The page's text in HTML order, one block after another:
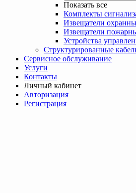
Показать все
Комплекты
Извещатели
Извещатели
Устройства
Структурированные
Сервисное обслуживание
Услуги
Контакты
Личный кабинет
Авторизация
Регистрация